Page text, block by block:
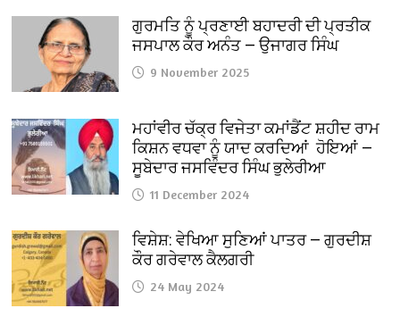
ਗੁਰਮਤਿ ਨੂੰ ਪ੍ਰਣਾਈ ਬਹਾਦਰੀ ਦੀ ਪ੍ਰਤੀਕ
ਜਸਪਾਲ ਕੌਰ ਅਨੰਤ — ਉਜਾਗਰ ਸਿੰਘ
9 November 2025
ਮਹਾਂਵੀਰ ਚੱਕ੍ਰ ਵਿਜੇਤਾ ਕਮਾਂਡੈਂਟ ਸ਼ਹੀਦ ਰਾਮ
ਕਿਸ਼ਨ ਵਧਵਾ ਨੂੰ ਯਾਦ ਕਰਦਿਆਂ ਹੋਇਆਂ —
ਸੂਬੇਦਾਰ ਜਸਵਿੰਦਰ ਸਿੰਘ ਭੁਲੇਰੀਆ
11 December 2024
ਵਿਸ਼ੇਸ਼: ਵੇਖਿਆ ਸੁਣਿਆਂ ਪਾਤਰ — ਗੁਰਦੀਸ਼
ਕੌਰ ਗਰੇਵਾਲ ਕੈਲਗਰੀ
24 May 2024